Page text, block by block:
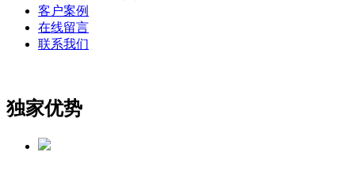
客户案例
在线留言
联系我们
独家优势